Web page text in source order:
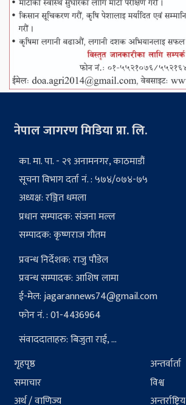
नेपाल जागरण मिडिया प्रा. लि.
का. मा. पा. - २९ अनामनगर, काठमाडौं
सूचना विभाग दर्ता नं. : ५७४/०७४-७५
अध्यक्ष: रञ्जित धमला
प्रधान सम्पादक: संजना मल्ल
सम्पादक: कृष्णराज गौतम
प्रवन्ध निर्देशक: राजु पौडेल
प्रवन्ध सम्पादक: आशिष लामा
ई-मेल:jagarannews74@gmail.com
फोन नं. : 01-4436964
संवाददाताहरु: बिजुता राई, ...
गृहपृष्ठ
समाचार
अर्थ / वाणिज्य
अन्तर्वार्ता
विश्व
अन्तर्राष्ट्रिय